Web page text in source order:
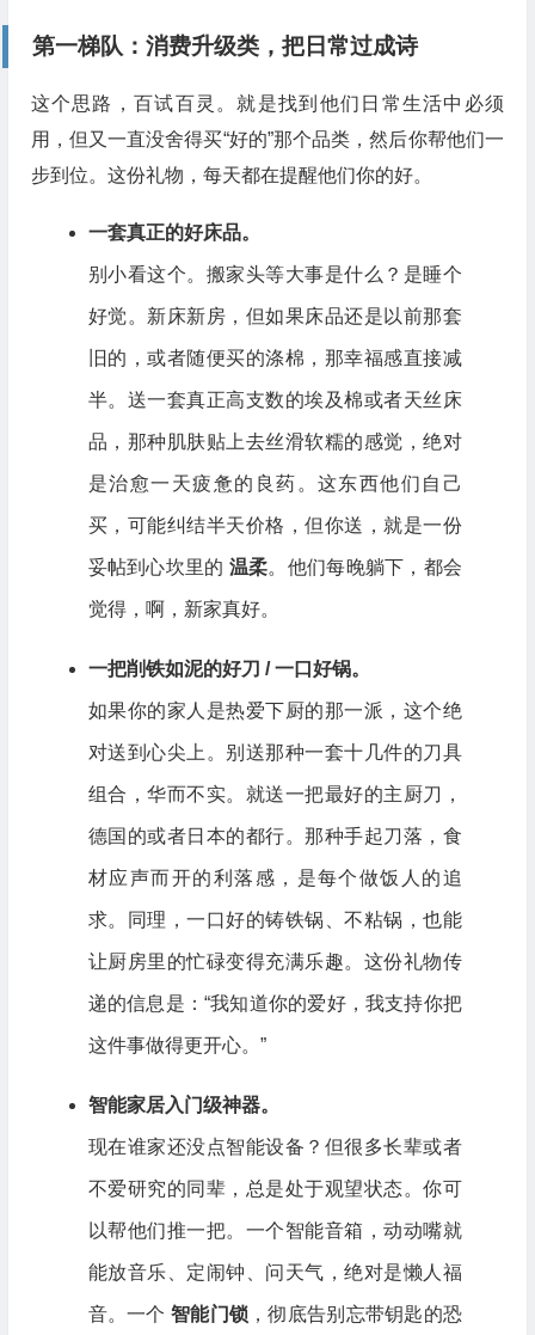
第一梯队：消费升级类，把日常过成诗
这个思路，百试百灵。就是找到他们日常生活中必须
用，但又一直没舍得买“好的”那个品类，然后你帮他们一
步到位。这份礼物，每天都在提醒他们你的好。
一套真正的好床品。
别小看这个。搬家头等大事是什么？是睡个
好觉。新床新房，但如果床品还是以前那套
旧的，或者随便买的涤棉，那幸福感直接减
半。送一套真正高支数的埃及棉或者天丝床
品，那种肌肤贴上去丝滑软糯的感觉，绝对
是治愈一天疲惫的良药。这东西他们自己
买，可能纠结半天价格，但你送，就是一份
妥帖到心坎里的 温柔。他们每晚躺下，都会
觉得，啊，新家真好。
一把削铁如泥的好刀 / 一口好锅。
如果你的家人是热爱下厨的那一派，这个绝
对送到心尖上。别送那种一套十几件的刀具
组合，华而不实。就送一把最好的主厨刀，
德国的或者日本的都行。那种手起刀落，食
材应声而开的利落感，是每个做饭人的追
求。同理，一口好的铸铁锅、不粘锅，也能
让厨房里的忙碌变得充满乐趣。这份礼物传
递的信息是：“我知道你的爱好，我支持你把
这件事做得更开心。”
智能家居入门级神器。
现在谁家还没点智能设备？但很多长辈或者
不爱研究的同辈，总是处于观望状态。你可
以帮他们推一把。一个智能音箱，动动嘴就
能放音乐、定闹钟、问天气，绝对是懒人福
音。一个智能门锁 ，彻底告别忘带钥匙的恐